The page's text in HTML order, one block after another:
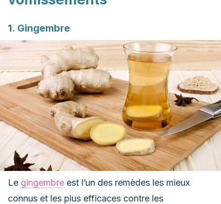
1. Gingembre
Le gingembre est l’un des remèdes les mieux
connus et les plus efficaces contre les